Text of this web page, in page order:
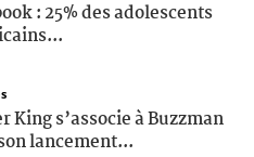
: 25% des adolescents
King s’associe à Buzzman
lancement...